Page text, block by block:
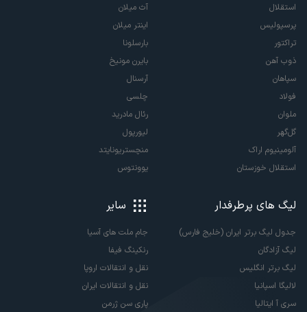
استقلال
پرسپولیس
تراکتور
ذوب آهن
سپاهان
فولاد
ملوان
گل‌گهر
آلومینیوم اراک
استقلال خوزستان
آث میلان
اینتر میلان
بارسلونا
بایرن مونیخ
آرسنال
چلسی
رئال مادرید
لیورپول
منچستریونایتد
یوونتوس
لیگ های پرطرفدار
جدول لیگ برتر ایران (خلیج فارس)
لیگ آزادگان
لیگ برتر انگلیس
لالیگا اسپانیا
سری آ ایتالیا
سایر
جام ملت های آسیا
رنکینگ فیفا
نقل و انتقالات اروپا
نقل و انتقالات ایران
پاری سن ژرمن